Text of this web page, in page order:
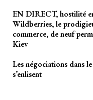
EN DIRECT, hostilité
Wildberries, le
commerce, de neuf
Kiev
Les négociations dans
s’enlisent